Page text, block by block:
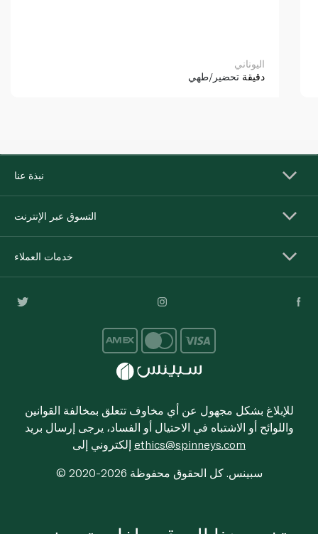
اليوناني
دقيقة تحضير/طهي
نبذة عنا
التسوق عبر الإنترنت
خدمات العملاء
للإبلاغ بشكل مجهول عن أي مخاوف تتعلق بمخالفة القوانين
واللوائح أو الاشتباه في الاحتيال أو الفساد، يرجى إرسال بريد
ethics@spinneys.com
© 2020-2026 سبينس. كل الحقوق محفوظة